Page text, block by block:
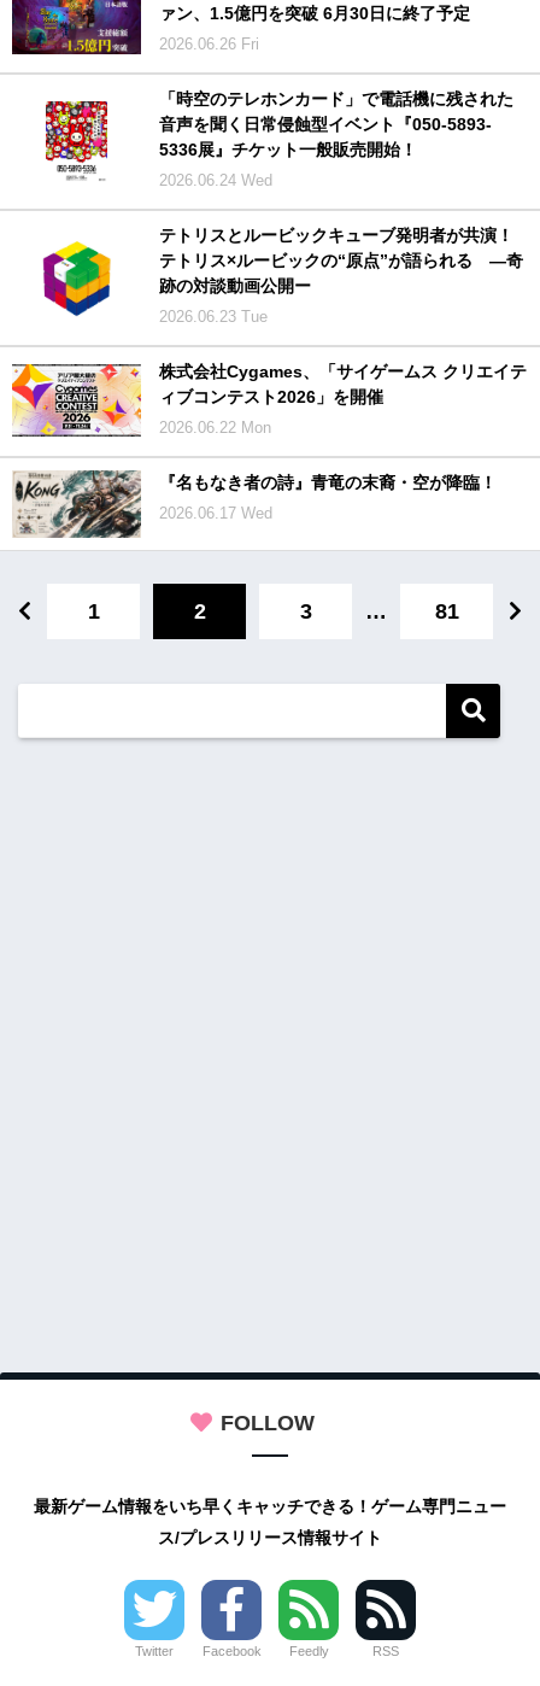
ァン、1.5億円を突破 6月30日に終了予定
2026.06.26 Fri
「時空のテレホンカード」で電話機に残された
音声を聞く日常侵蝕型イベント『050-5893-
5336展』チケット一般販売開始！
2026.06.24 Wed
テトリスとルービックキューブ発明者が共演！
テトリス×ルービックの“原点”が語られる —奇
跡の対談動画公開ー
2026.06.23 Tue
株式会社Cygames、「サイゲームス クリエイテ
ィブコンテスト2026」を開催
2026.06.22 Mon
『名もなき者の詩』青竜の末裔・空が降臨！
2026.06.17 Wed
1 2 3 … 81
FOLLOW
最新ゲーム情報をいち早くキャッチできる！ゲーム専門ニュー
ス/プレスリリース情報サイト
Twitter Facebook Feedly RSS